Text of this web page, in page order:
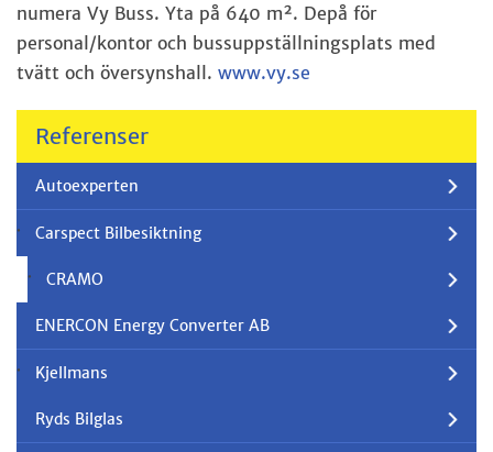
numera Vy Buss. Yta på 640 m². Depå för
personal/kontor och bussuppställningsplats med
tvätt och översynshall. www.vy.se
Referenser
Autoexperten
Carspect Bilbesiktning
CRAMO
ENERCON Energy Converter AB
Kjellmans
Ryds Bilglas